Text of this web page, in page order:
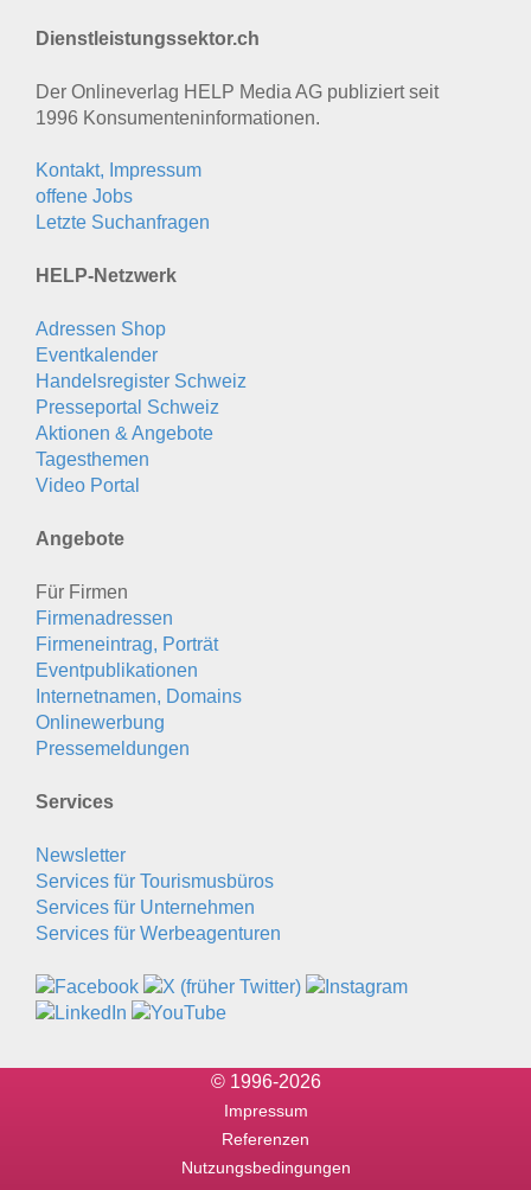
Dienstleistungssektor.ch
Der Onlineverlag HELP Media AG publiziert seit
1996 Konsumenten­informationen.
Kontakt, Impressum
offene Jobs
Letzte Suchanfragen
HELP-Netzwerk
Adressen Shop
Eventkalender
Handelsregister Schweiz
Presseportal Schweiz
Aktionen & Angebote
Tagesthemen
Video Portal
Angebote
Für Firmen
Firmenadressen
Firmeneintrag, Porträt
Eventpublikationen
Internetnamen, Domains
Onlinewerbung
Pressemeldungen
Services
Newsletter
Services für Tourismusbüros
Services für Unternehmen
Services für Werbeagenturen
© 1996-2026
Impressum
Referenzen
Nutzungsbedingungen